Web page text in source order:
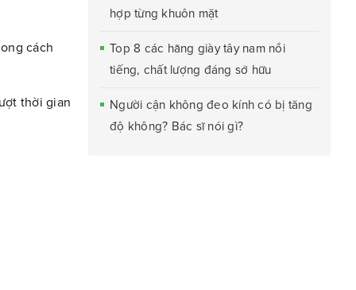
cách
thời gian
hợp từng khuôn mặt
Top 8 các hãng giày tây nam nổi
tiếng, chất lượng đáng sở hữu
Người cận không đeo kính có bị tăng
độ không? Bác sĩ nói gì?